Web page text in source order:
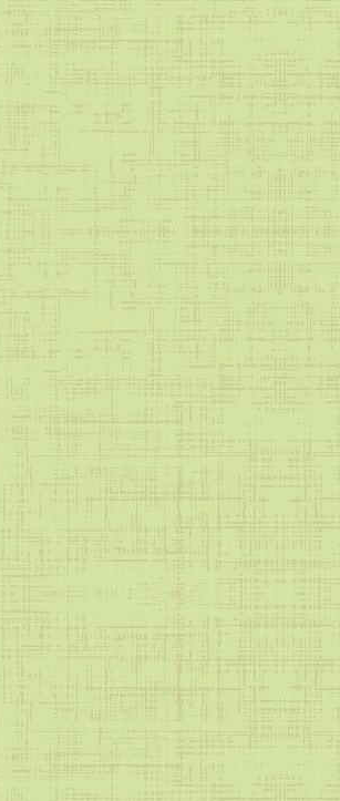
безопасность
Образование — всем детям
Школе важен каждый
За здоровый образ жизни
Подросток
Мы выбираем жизнь!
Акция «Одна на всех победа»
Безопасное окно
Информация
ГТО
деятельность
Общие сведения
«Цифровая культура педагога»
Наставничество
БС Лицей 67
Нормативные документы (питание)
Примерное десятидневное меню
Ежедневное меню
Информация
Родительский контроль
здоровья обучающихся в ОО
спортивный клуб
воспитания
детства
здоровье в наших руках
задаваемые вопросы
театр
хор